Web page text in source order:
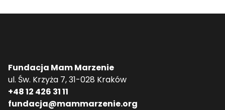
Fundacja Mam Marzenie
ul. Św. Krzyża 7, 31-028 Kraków
+48 12 426 31 11
fundacja@mammarzenie.org